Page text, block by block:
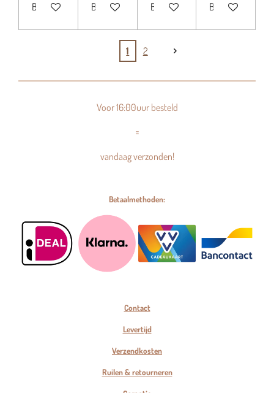
Bekijk details Bekijk details Bekijk details Bekijk details
1 2
Voor 16:00uur besteld
=
vandaag verzonden!
Betaalmethoden:
Contact
Levertijd
Verzendkosten
Ruilen & retourneren